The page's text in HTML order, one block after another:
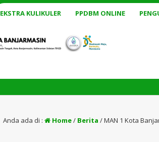
EKSTRA KULIKULER PPDBM ONLINE
Anda ada di : Home/ Berita /MAN 1 Kota